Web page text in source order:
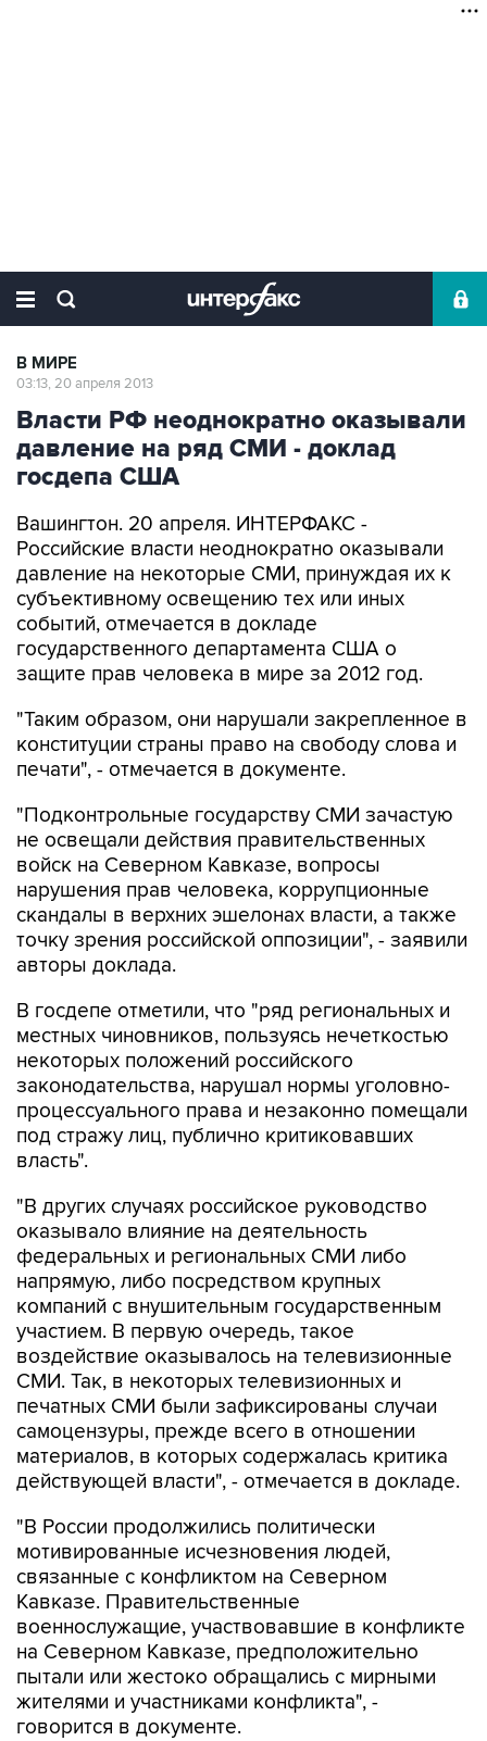
В МИРЕ
03:13, 20 апреля 2013
Власти РФ неоднократно оказывали
давление на ряд СМИ - доклад
госдепа США
Вашингтон. 20 апреля. ИНТЕРФАКС -
Российские власти неоднократно оказывали
давление на некоторые СМИ, принуждая их к
субъективному освещению тех или иных
событий, отмечается в докладе
государственного департамента США о
защите прав человека в мире за 2012 год.
"Таким образом, они нарушали закрепленное в
конституции страны право на свободу слова и
печати", - отмечается в документе.
"Подконтрольные государству СМИ зачастую
не освещали действия правительственных
войск на Северном Кавказе, вопросы
нарушения прав человека, коррупционные
скандалы в верхних эшелонах власти, а также
точку зрения российской оппозиции", - заявили
авторы доклада.
В госдепе отметили, что "ряд региональных и
местных чиновников, пользуясь нечеткостью
некоторых положений российского
законодательства, нарушал нормы уголовно-
процессуального права и незаконно помещали
под стражу лиц, публично критиковавших
власть".
"В других случаях российское руководство
оказывало влияние на деятельность
федеральных и региональных СМИ либо
напрямую, либо посредством крупных
компаний с внушительным государственным
участием. В первую очередь, такое
воздействие оказывалось на телевизионные
СМИ. Так, в некоторых телевизионных и
печатных СМИ были зафиксированы случаи
самоцензуры, прежде всего в отношении
материалов, в которых содержалась критика
действующей власти", - отмечается в докладе.
"В России продолжились политически
мотивированные исчезновения людей,
связанные с конфликтом на Северном
Кавказе. Правительственные
военнослужащие, участвовавшие в конфликте
на Северном Кавказе, предположительно
пытали или жестоко обращались с мирными
жителями и участниками конфликта", -
говорится в документе.